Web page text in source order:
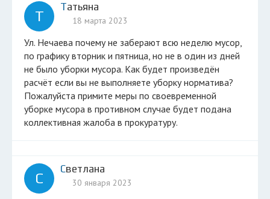
Т
Татьяна
18 марта 2023
Ул. Нечаева почему не заберают всю неделю мусор,
по графику вторник и пятница, но не в один из дней
не было уборки мусора. Как будет произведён
расчёт если вы не выполняете уборку норматива?
Пожалуйста примите меры по своевременной
уборке мусора в противном случае будет подана
коллективная жалоба в прокуратуру.
С
Светлана
30 января 2023